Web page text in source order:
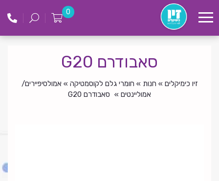
לתוכן
זיו
כימקילים
0
סאבודרם G20
זיו כימיקלים » חנות » חומרי גלם לקוסמטיקה » אמולסיפיירים/
אמוליינטים » סאבודרם G20